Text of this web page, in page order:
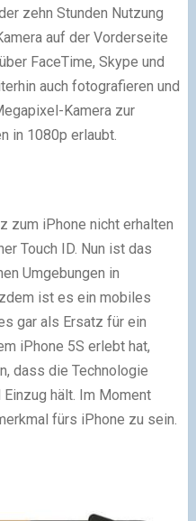
zehn Stunden Nutzung
auf der Vorderseite
FaceTime, Skype und
auch fotografieren und
Kamera zur
in 1080p erlaubt.
zum iPhone nicht erhalten
Touch ID. Nun ist das
Umgebungen in
ist es ein mobiles
gar als Ersatz für ein
iPhone 5S erlebt hat,
dass die Technologie
hält. Im Moment
fürs iPhone zu sein.